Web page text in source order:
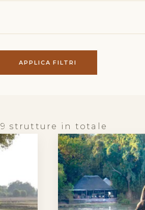
APPLICA FILTRI
9 strutture in totale